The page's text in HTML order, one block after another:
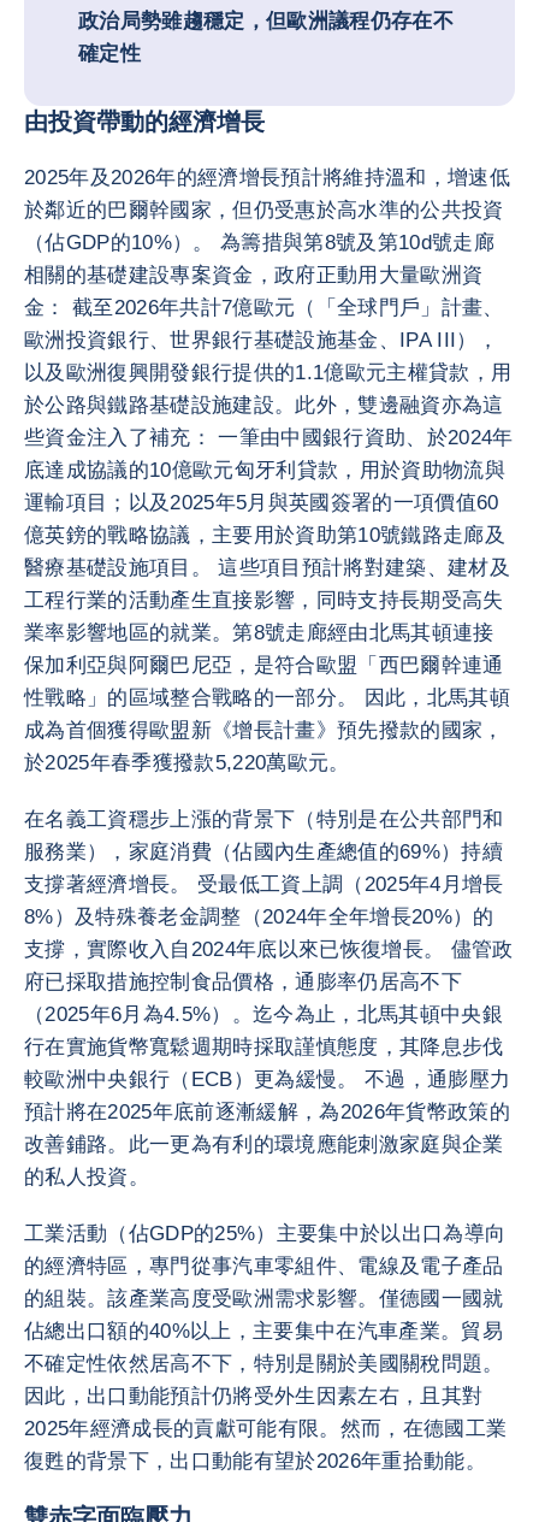
政治局勢雖趨穩定，但歐洲議程仍存在不
確定性
由投資帶動的經濟增長
2025年及2026年的經濟增長預計將維持溫和，增速低
於鄰近的巴爾幹國家，但仍受惠於高水準的公共投資
（佔GDP的10%）。 為籌措與第8號及第10d號走廊
相關的基礎建設專案資金，政府正動用大量歐洲資
金： 截至2026年共計7億歐元（「全球門戶」計畫、
歐洲投資銀行、世界銀行基礎設施基金、IPA III），
以及歐洲復興開發銀行提供的1.1億歐元主權貸款，用
於公路與鐵路基礎設施建設。此外，雙邊融資亦為這
些資金注入了補充： 一筆由中國銀行資助、於2024年
底達成協議的10億歐元匈牙利貸款，用於資助物流與
運輸項目；以及2025年5月與英國簽署的一項價值60
億英鎊的戰略協議，主要用於資助第10號鐵路走廊及
醫療基礎設施項目。 這些項目預計將對建築、建材及
工程行業的活動產生直接影響，同時支持長期受高失
業率影響地區的就業。第8號走廊經由北馬其頓連接
保加利亞與阿爾巴尼亞，是符合歐盟「西巴爾幹連通
性戰略」的區域整合戰略的一部分。 因此，北馬其頓
成為首個獲得歐盟新《增長計畫》預先撥款的國家，
於2025年春季獲撥款5,220萬歐元。
在名義工資穩步上漲的背景下（特別是在公共部門和
服務業），家庭消費（佔國內生產總值的69%）持續
支撐著經濟增長。 受最低工資上調（2025年4月增長
8%）及特殊養老金調整（2024年全年增長20%）的
支撐，實際收入自2024年底以來已恢復增長。 儘管政
府已採取措施控制食品價格，通膨率仍居高不下
（2025年6月為4.5%）。迄今為止，北馬其頓中央銀
行在實施貨幣寬鬆週期時採取謹慎態度，其降息步伐
較歐洲中央銀行（ECB）更為緩慢。 不過，通膨壓力
預計將在2025年底前逐漸緩解，為2026年貨幣政策的
改善鋪路。此一更為有利的環境應能刺激家庭與企業
的私人投資。
工業活動（佔GDP的25%）主要集中於以出口為導向
的經濟特區，專門從事汽車零組件、電線及電子產品
的組裝。該產業高度受歐洲需求影響。僅德國一國就
佔總出口額的40%以上，主要集中在汽車產業。貿易
不確定性依然居高不下，特別是關於美國關稅問題。
因此，出口動能預計仍將受外生因素左右，且其對
2025年經濟成長的貢獻可能有限。然而，在德國工業
復甦的背景下，出口動能有望於2026年重拾動能。